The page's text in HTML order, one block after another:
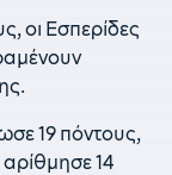
οι Εσπερίδες
19 πόντους,
14